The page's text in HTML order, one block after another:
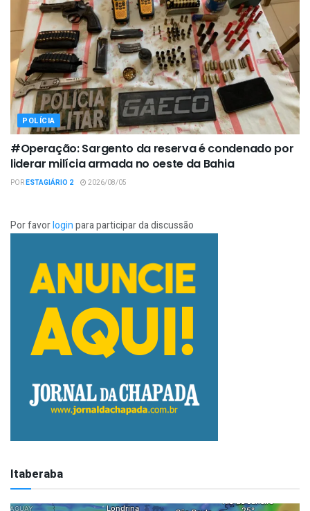
POLÍCIA
#Operação: Sargento da reserva é condenado por
liderar milícia armada no oeste da Bahia
PORESTAGIÁRIO 2 2026/08/05
Por favorloginpara participar da discussão
Itaberaba